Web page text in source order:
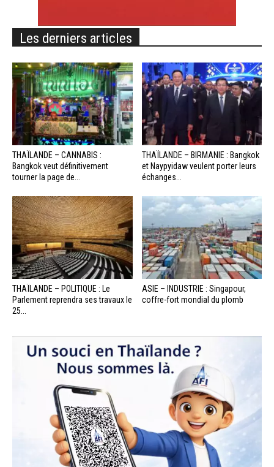
Les derniers articles
THAÏLANDE – CANNABIS :
Bangkok veut définitivement
tourner la page de...
THAÏLANDE – BIRMANIE : Bangkok
et Naypyidaw veulent porter leurs
échanges...
THAÏLANDE – POLITIQUE : Le
Parlement reprendra ses travaux le
25...
ASIE – INDUSTRIE : Singapour,
coffre-fort mondial du plomb